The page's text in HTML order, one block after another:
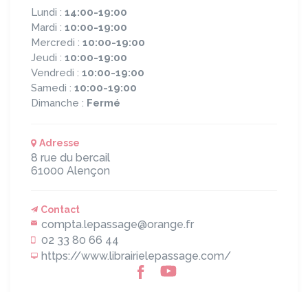
Lundi : 14:00-19:00
Mardi : 10:00-19:00
Mercredi : 10:00-19:00
Jeudi : 10:00-19:00
Vendredi : 10:00-19:00
Samedi : 10:00-19:00
Dimanche : Fermé
Adresse
8 rue du bercail
61000 Alençon
Contact
compta.lepassage@orange.fr
02 33 80 66 44
https://www.librairielepassage.com/